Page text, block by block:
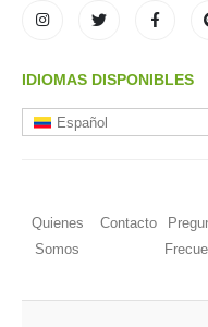
IDIOMAS DISPONIBLES
Español
Quienes
Somos
Contacto